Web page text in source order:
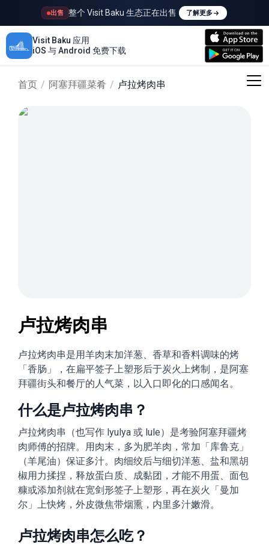
出售 整个 Visit Baku 生态正在出售 了解更多
Visit Baku 应用
iOS 与 Android 免费下载
首页 / 阿塞拜疆菜肴 / 卢拉烤肉串
卢拉烤肉串
卢拉烤肉串是用羊肉末加洋葱、香草和香料调味的烤
「香肠」，在扁平签子上塑形后于炭火上烤制，是阿塞
拜疆街头和餐厅的人气菜，以入口即化的口感闻名。
什么是卢拉烤肉串？
卢拉烤肉串（也写作 lyulya 或 lule）是考验阿塞拜疆烤
肉师傅的招牌。用肉末，多为肥羊肉，常加「库鲁克」
（羊尾油）保证多汁。肉细绞后与细切洋葱、盐和黑胡
椒用力揉捏，释放蛋白质、成黏团，才能不用蛋、面包
糠或添加剂就在宽剑形签子上塑形，再在炭火「曼加
尔」上快烤，外皮微焦带烟熏，内里多汁嫩滑。
卢拉烤肉串怎么吃？